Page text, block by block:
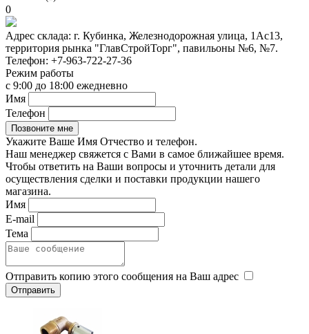
0
Адрес склада: г. Кубинка, Железнодорожная улица, 1Ас13,
территория рынка "ГлавСтройТорг", павильоны №6, №7.
Телефон: +7-963-722-27-36
Режим работы
с 9:00 до 18:00 ежедневно
Имя
Телефон
Укажите Ваше Имя Отчество и телефон.
Наш менеджер свяжется с Вами в самое ближайшее время.
Чтобы ответить на Ваши вопросы и уточнить детали для
осуществления сделки и поставки продукции нашего
магазина.
Имя
E-mail
Тема
Отправить копию этого сообщения на Ваш адрес